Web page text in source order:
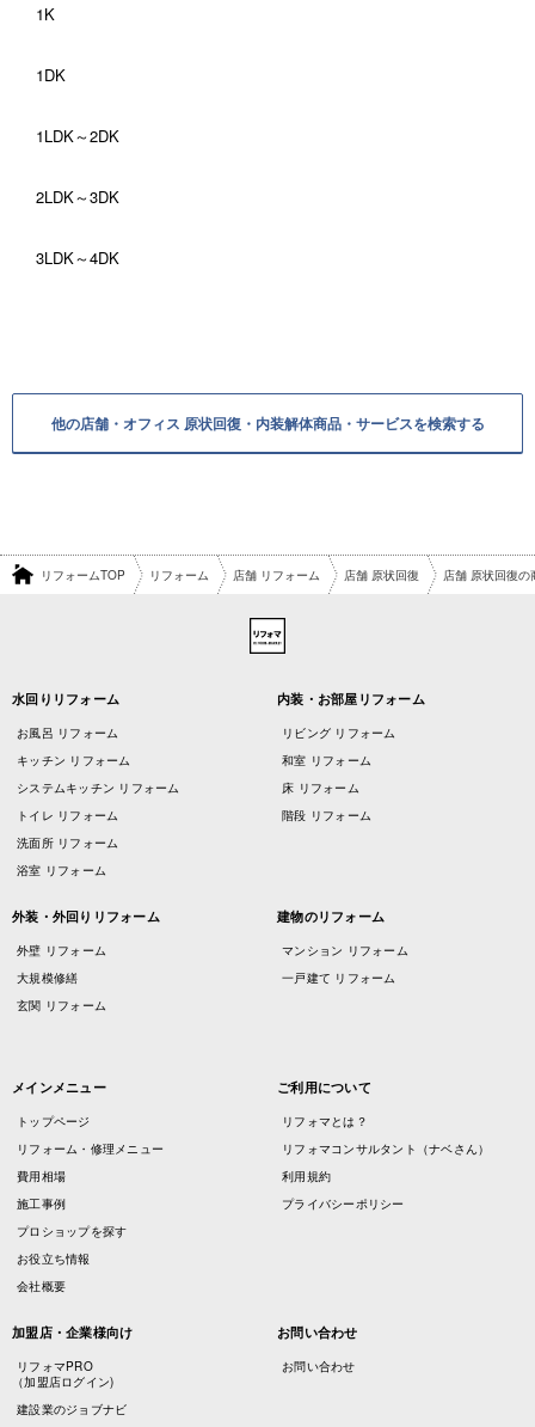
1K
1DK
1LDK～2DK
2LDK～3DK
3LDK～4DK
他の店舗・オフィス 原状回復・内装解体商品・サービスを検索する
リフォームTOP リフォーム 店舗 リフォーム 店舗 原状回復 店舗 原状回復の
水回りリフォーム
お風呂 リフォーム
キッチン リフォーム
システムキッチン リフォーム
トイレ リフォーム
洗面所 リフォーム
浴室 リフォーム
内装・お部屋リフォーム
リビング リフォーム
和室 リフォーム
床 リフォーム
階段 リフォーム
外装・外回りリフォーム
外壁 リフォーム
大規模修繕
玄関 リフォーム
建物のリフォーム
マンション リフォーム
一戸建て リフォーム
メインメニュー
トップページ
リフォーム・修理メニュー
費用相場
施工事例
プロショップを探す
お役立ち情報
会社概要
ご利用について
リフォマとは？
リフォマコンサルタント（ナベさん）
利用規約
プライバシーポリシー
加盟店・企業様向け
リフォマPRO
（加盟店ログイン)
建設業のジョブナビ
お問い合わせ
お問い合わせ